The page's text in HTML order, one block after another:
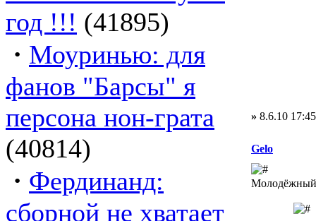
год !!! (41895)
· Моуринью: для
фанов "Барсы" я
персона нон-грата
(40814)
· Фердинанд:
сборной не хватает
» 8.6.10 17:45
Gelo
Молодёжный